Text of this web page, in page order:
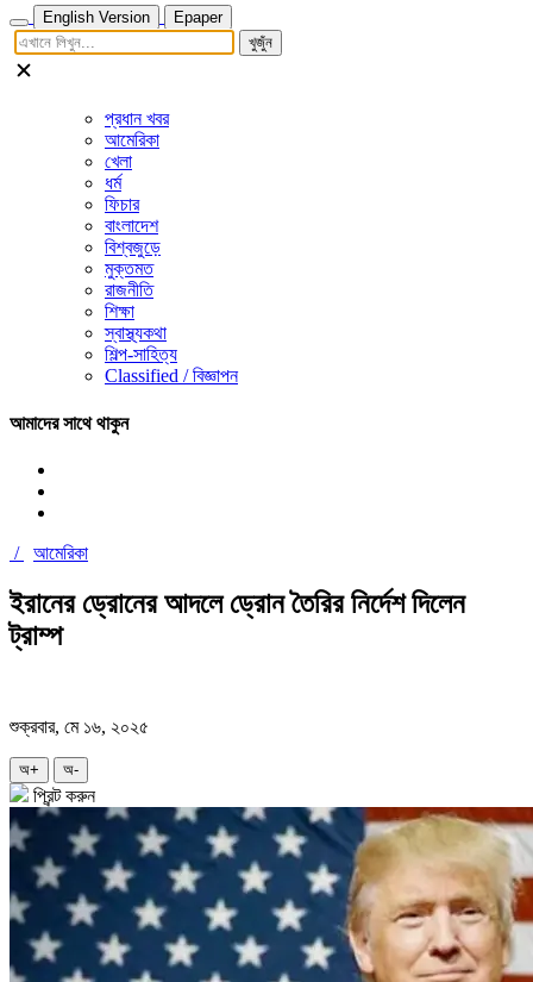
English Version
Epaper
খুজুঁন
প্রধান খবর
আমেরিকা
খেলা
ধর্ম
ফিচার
বাংলাদেশ
বিশ্বজুড়ে
মুক্তমত
রাজনীতি
শিক্ষা
স্বাস্থ্যকথা
শিল্প-সাহিত্য
Classified / বিজ্ঞাপন
আমাদের সাথে থাকুন
/ আমেরিকা
ইরানের ড্রোনের আদলে ড্রোন তৈরির নির্দেশ দিলেন
ট্রাম্প
শুক্রবার, মে ১৬, ২০২৫
অ+ অ-
প্রিন্ট করুন